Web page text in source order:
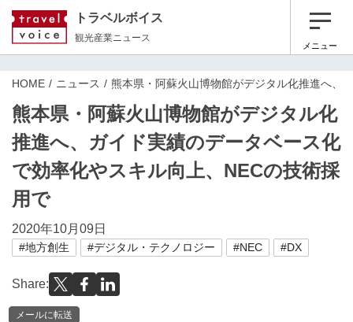
トラベルボイス
観光産業ニュース
メニュー
HOME ニュース 熊本県・阿蘇火山博物館がデジタル化推進へ、
熊本県・阿蘇火山博物館がデジタル化
推進へ、ガイド実績のデータベース化
で効率化やスキル向上、NECの技術採
用で
2020年10月09日
#地方創生 #デジタル・テクノロジー #NEC #DX
Share:
メールに転送